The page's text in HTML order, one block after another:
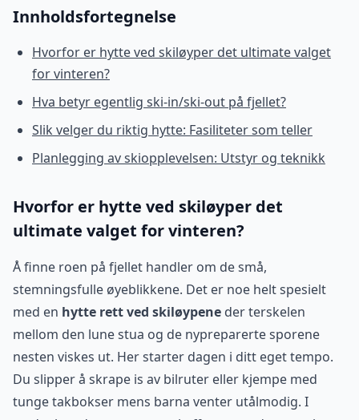
Innholdsfortegnelse
Hvorfor er hytte ved skiløyper det ultimate valget
for vinteren?
Hva betyr egentlig ski-in/ski-out på fjellet?
Slik velger du riktig hytte: Fasiliteter som teller
Planlegging av skiopplevelsen: Utstyr og teknikk
Hvorfor er hytte ved skiløyper det
ultimate valget for vinteren?
Å finne roen på fjellet handler om de små,
stemningsfulle øyeblikkene. Det er noe helt spesielt
med en hytte rett ved skiløypene der terskelen
mellom den lune stua og de nypreparerte sporene
nesten viskes ut. Her starter dagen i ditt eget tempo.
Du slipper å skrape is av bilruter eller kjempe med
tunge takbokser mens barna venter utålmodig. I